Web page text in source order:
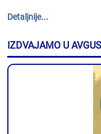
Detaljnije...
IZDVAJAMO U